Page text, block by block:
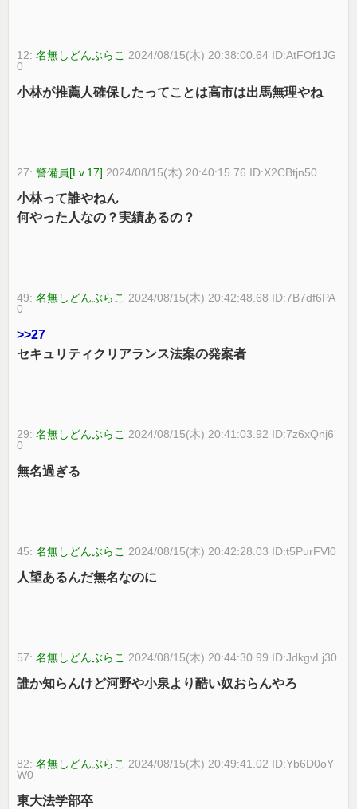
12:名無しどんぶらこ 2024/08/15(木) 20:38:00.64 ID:AtFOf1JG
0
小林が推薦人確保したってことは高市は出馬無理やね
27:警備員[Lv.17] 2024/08/15(木) 20:40:15.76 ID:X2CBtjn50
小林って誰やねん
何やった人なの？実績あるの？
49:名無しどんぶらこ 2024/08/15(木) 20:42:48.68 ID:7B7df6PA
0
>>27
セキュリティクリアランス法案の発案者
29:名無しどんぶらこ 2024/08/15(木) 20:41:03.92 ID:7z6xQnj6
0
無名過ぎる
45:名無しどんぶらこ 2024/08/15(木) 20:42:28.03 ID:t5PurFVl0
人望あるんだ無名なのに
57:名無しどんぶらこ 2024/08/15(木) 20:44:30.99 ID:JdkgvLj30
誰か知らんけど河野や小泉より酷い奴おらんやろ
82:名無しどんぶらこ 2024/08/15(木) 20:49:41.02 ID:Yb6D0oY
W0
東大法学部卒